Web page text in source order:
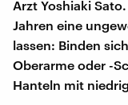
Arzt Yoshiaki
Jahren eine
lassen: Binden
Oberarme oder -
Hanteln mit